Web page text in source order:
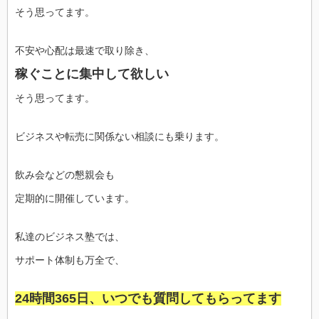
そう思ってます。
不安や心配は最速で取り除き、
稼ぐことに集中して欲しい
そう思ってます。
ビジネスや転売に関係ない相談にも乗ります。
飲み会などの懇親会も
定期的に開催しています。
私達のビジネス塾では、
サポート体制も万全で、
24時間365日、いつでも質問してもらってます